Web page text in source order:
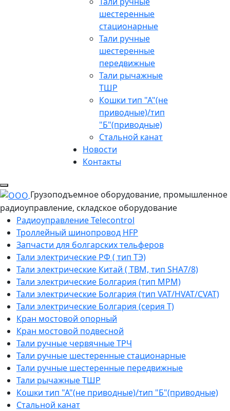
шестеренные
стационарные
Тали ручные
шестеренные
передвижные
Тали рычажные
ТШР
Кошки тип "А"(не
приводные)/тип
"Б"(приводные)
Стальной канат
Новости
Контакты
Грузоподъемное оборудование, промышленное
радиоуправление, складское оборудование
Радиоуправление Telecontrol
Троллейный шинопровод HFP
Запчасти для болгарских тельферов
Тали электрические РФ ( тип ТЭ)
Тали электрические Китай ( TBM, тип SHA7/8)
Тали электрические Болгария (тип МРМ)
Тали электрические Болгария (тип VAT/HVAT/CVAT)
Тали электрические Болгария (серия Т)
Кран мостовой опорный
Кран мостовой подвесной
Тали ручные червячные ТРЧ
Тали ручные шестеренные стационарные
Тали ручные шестеренные передвижные
Тали рычажные ТШР
Кошки тип "А"(не приводные)/тип "Б"(приводные)
Стальной канат